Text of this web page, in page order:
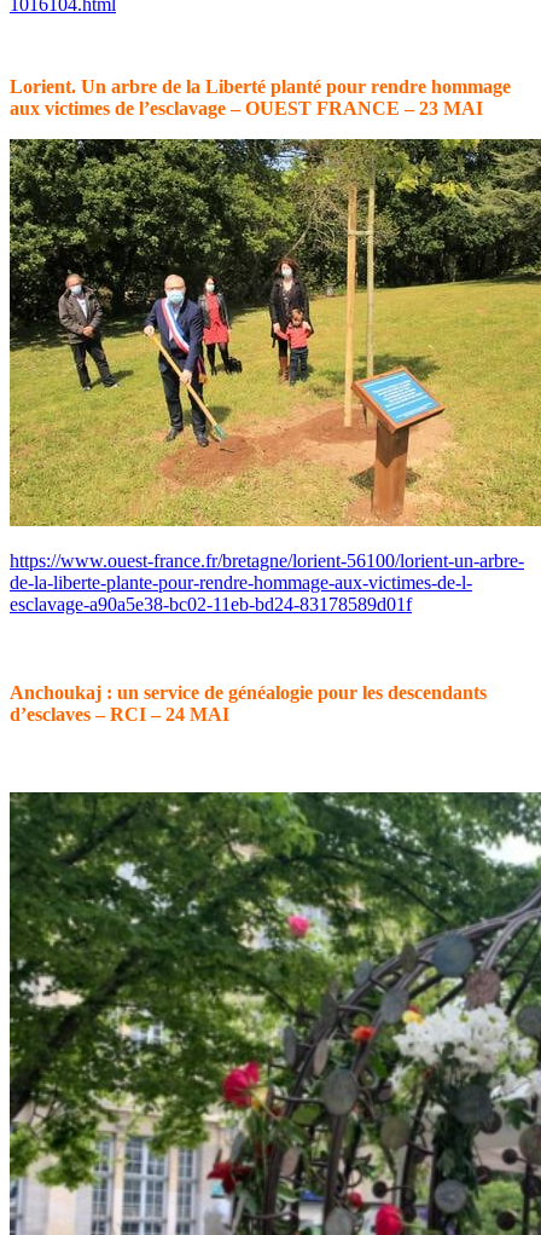
Lorient. Un arbre de la Liberté planté pour rendre hommage
aux victimes de l’esclavage – OUEST FRANCE – 23 MAI
https://www.ouest-france.fr/bretagne/lorient-56100/lorient-un-arbre-
de-la-liberte-plante-pour-rendre-hommage-aux-victimes-de-l-
esclavage-a90a5e38-bc02-11eb-bd24-83178589d01f
Anchoukaj : un service de généalogie pour les descendants
d’esclaves – RCI – 24 MAI